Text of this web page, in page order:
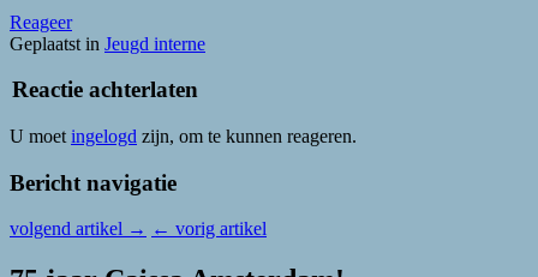
Reageer
Geplaatst in Jeugd interne
Reactie achterlaten
U moet ingelogd zijn, om te kunnen reageren.
Bericht navigatie
volgend artikel → ← vorig artikel